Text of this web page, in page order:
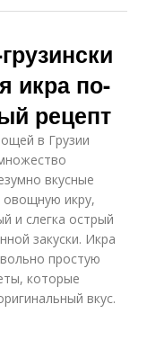
икра по-
рецепт
в Грузии
вкусные
овощную икру,
и слегка острый
закуски. Икра
простую
которые
вкус.